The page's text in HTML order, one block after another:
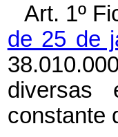
Art. 1º
de 25 de
diversas
constante